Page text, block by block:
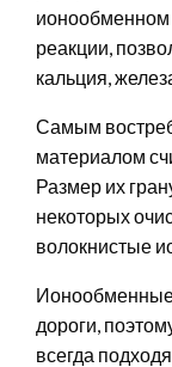
ионообменном
реакции,
кальция,
Самым
материалом
Размер их
некоторых
волокнистые
Ионообменные
дороги,
всегда